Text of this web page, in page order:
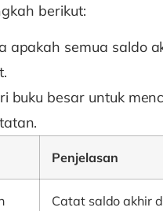
berikut:
apakah semua saldo
buku besar untuk
Penjelasan
Catat saldo akhir